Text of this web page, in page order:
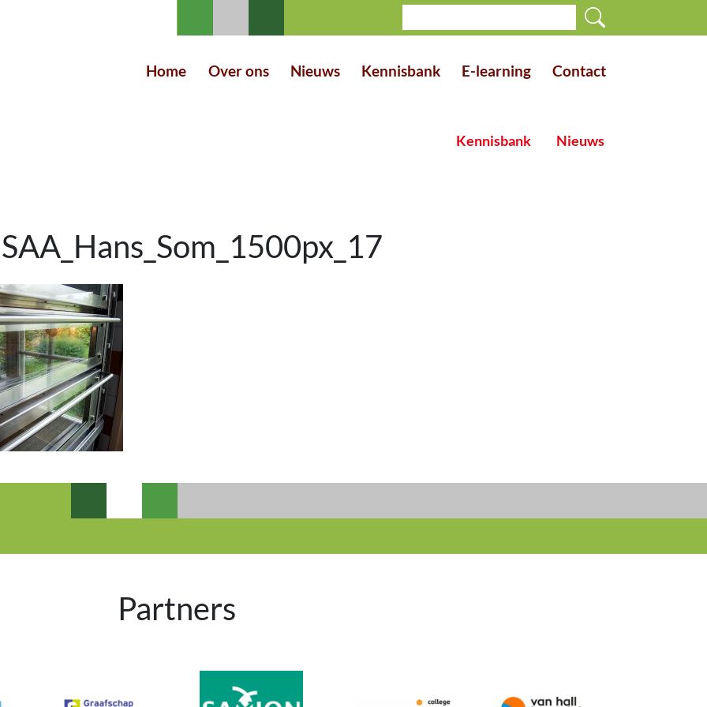
Home Over ons Nieuws Kennisbank E-learning Contact
Kennisbank Nieuws
Partners